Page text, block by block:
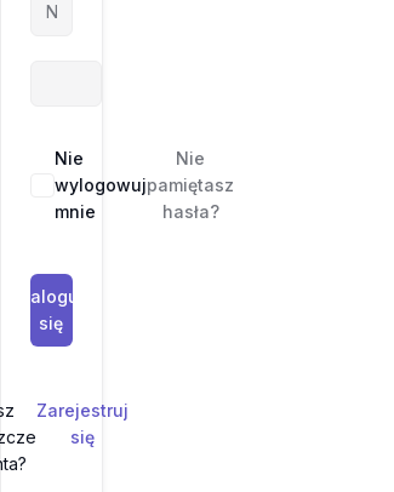
Nie
wylogowuj
mnie
Nie
pamiętasz
hasła?
Zaloguj
się
Zarejestruj
się